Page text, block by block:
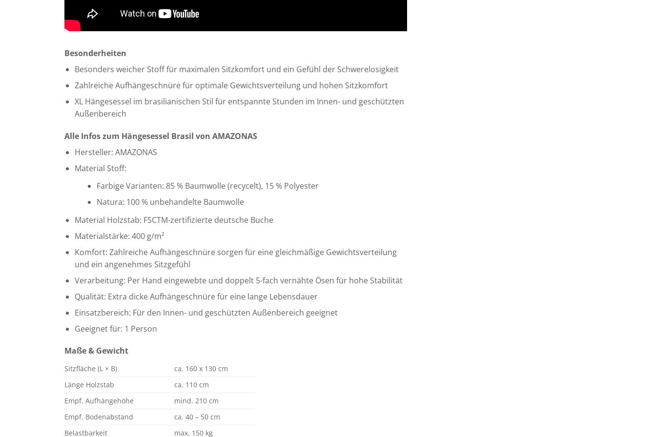
Besonderheiten
Besonders weicher Stoff für maximalen Sitzkomfort und ein Gefühl der Schwerelosigkeit
Zahlreiche Aufhängeschnüre für optimale Gewichtsverteilung und hohen Sitzkomfort
XL Hängesessel im brasilianischen Stil für entspannte Stunden im Innen- und geschützten
Außenbereich
Alle Infos zum Hängesessel Brasil von AMAZONAS
Hersteller: AMAZONAS
Material Stoff:
Farbige Varianten: 85 % Baumwolle (recycelt), 15 % Polyester
Natura: 100 % unbehandelte Baumwolle
Material Holzstab: FSCTM-zertifizierte deutsche Buche
Materialstärke: 400 g/m²
Komfort: Zahlreiche Aufhängeschnüre sorgen für eine gleichmäßige Gewichtsverteilung
und ein angenehmes Sitzgefühl
Verarbeitung: Per Hand eingewebte und doppelt 5-fach vernähte Ösen für hohe Stabilität
Qualität: Extra dicke Aufhängeschnüre für eine lange Lebensdauer
Einsatzbereich: Für den Innen- und geschützten Außenbereich geeignet
Geeignet für: 1 Person
Maße & Gewicht
Sitzfläche (L × B)
ca. 160 x 130 cm
Länge Holzstab
ca. 110 cm
Empf. Aufhängehöhe
mind. 210 cm
Empf. Bodenabstand
ca. 40 – 50 cm
Belastbarkeit
max. 150 kg